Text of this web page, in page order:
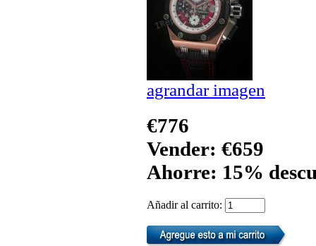
agrandar imagen
€776
Vender: €659
Ahorre: 15%
Añadir al carrito: